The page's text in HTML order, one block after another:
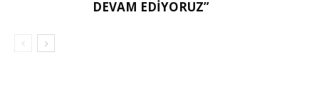
DEVAM EDIYORUZ”